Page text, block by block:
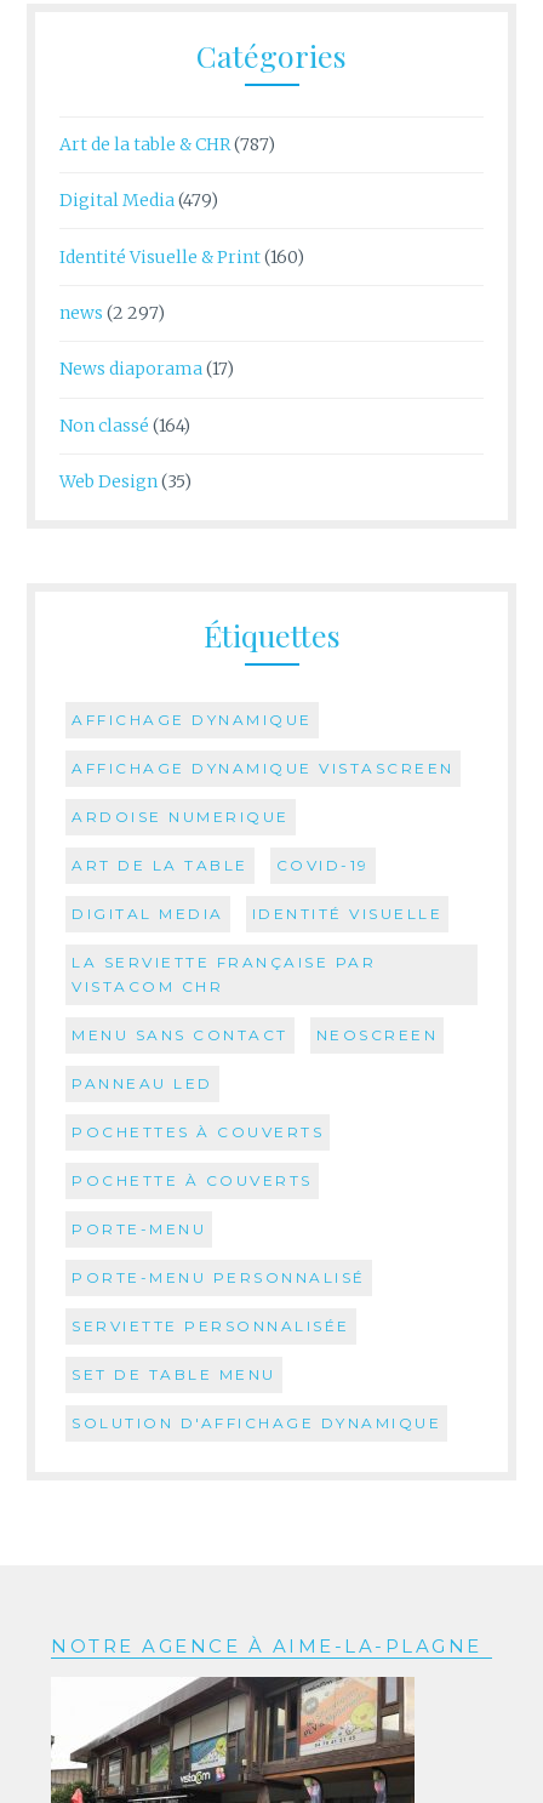
Catégories
Art de la table & CHR(787)
Digital Media(479)
Identité Visuelle & Print(160)
news (2 297)
News diaporama(17)
Non classé (164)
Web Design(35)
Étiquettes
AFFICHAGE DYNAMIQUE
AFFICHAGE DYNAMIQUE VISTASCREEN
ARDOISE NUMERIQUE
ART DE LA TABLE COVID-19
DIGITAL MEDIA IDENTITÉ VISUELLE
LA SERVIETTE FRANÇAISE PAR
VISTACOM CHR
MENU SANS CONTACT NEOSCREEN
PANNEAU LED
POCHETTES À COUVERTS
POCHETTE À COUVERTS
PORTE-MENU
PORTE-MENU PERSONNALISÉ
SERVIETTE PERSONNALISÉE
SET DE TABLE MENU
SOLUTION D'AFFICHAGE DYNAMIQUE
NOTRE AGENCE À AIME-LA-PLAGNE